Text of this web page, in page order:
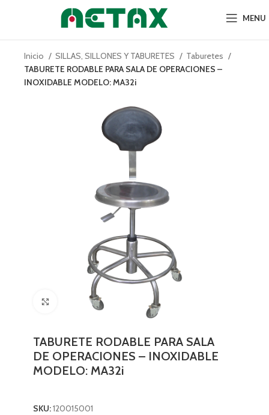
MENU
Inicio SILLAS, SILLONES Y TABURETES
Taburetes
TABURETE RODABLE PARA SALA DE OPERACIONES –
INOXIDABLE MODELO: MA32i
Click to enlarge
TABURETE RODABLE PARA SALA
DE OPERACIONES – INOXIDABLE
MODELO: MA32i
SKU:120015001